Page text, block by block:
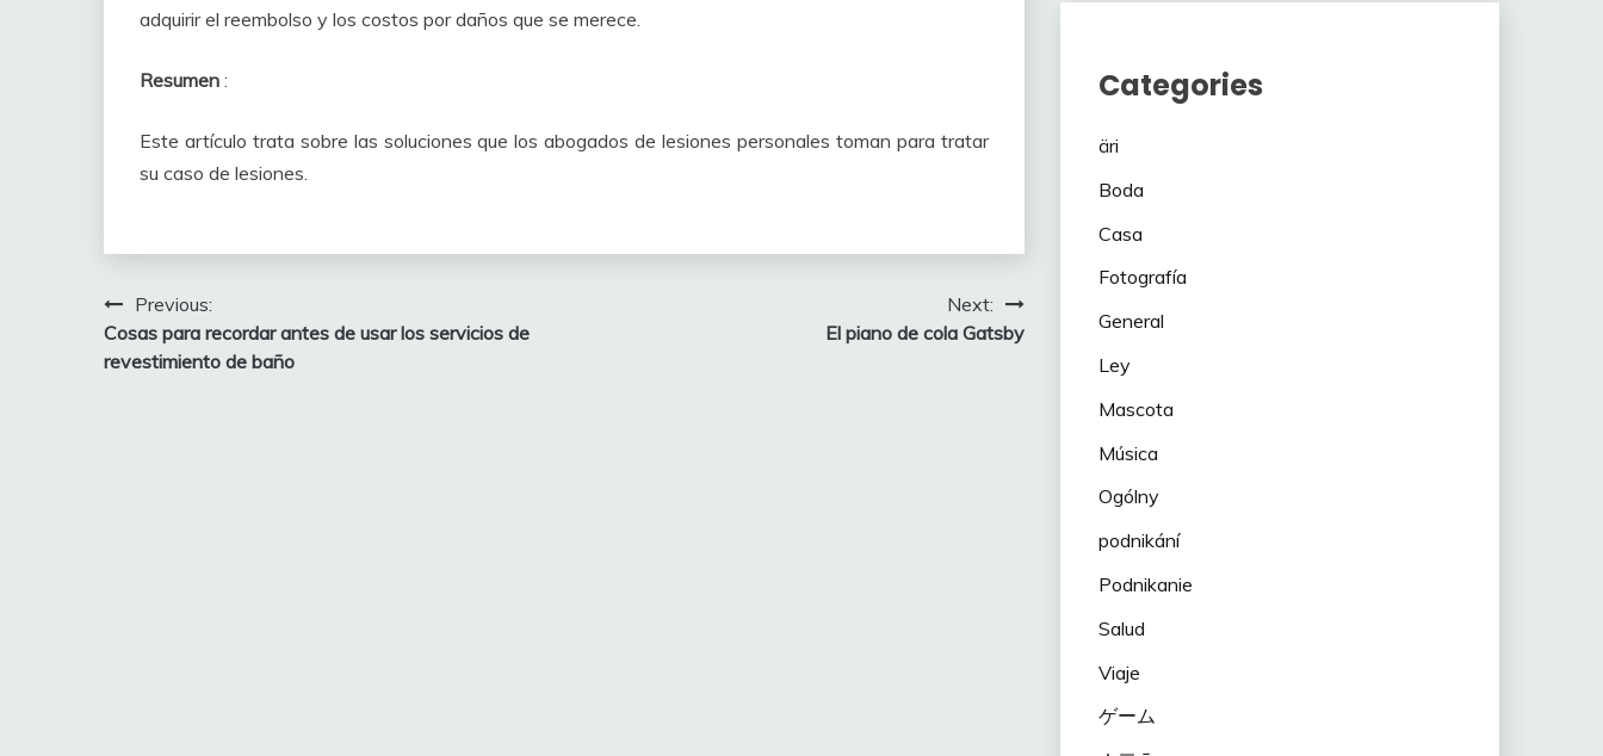
adquirir el reembolso y los costos por daños que se merece.
Resumen :
Este artículo trata sobre las soluciones que los abogados de lesiones personales toman para tratar
su caso de lesiones.
Post
navigation
Previous:
Cosas para recordar antes de usar los servicios de
revestimiento de baño
Next:
El piano de cola Gatsby
Categories
äri
Boda
Casa
Fotografía
General
Ley
Mascota
Música
Ogólny
podnikání
Podnikanie
Salud
Viaje
ゲーム